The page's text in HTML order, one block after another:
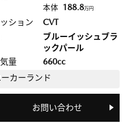
本体 188.8万円
ション
CVT
ブルーイッシュブラ
ックパール
量
660cc
カーランド
お問い合わせ